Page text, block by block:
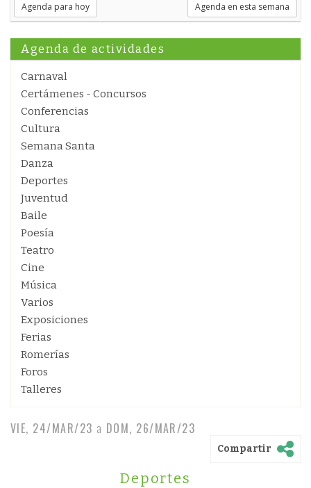
Agenda para hoy Agenda en esta semana
Agenda de actividades
Carnaval
Certámenes - Concursos
Conferencias
Cultura
Semana Santa
Danza
Deportes
Juventud
Baile
Poesía
Teatro
Cine
Música
Varios
Exposiciones
Ferias
Romerías
Foros
Talleres
VIE, 24/MAR/23 a DOM, 26/MAR/23
Compartir
Deportes